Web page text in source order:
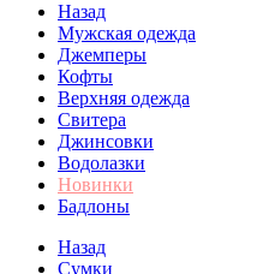
Назад
Мужская одежда
Джемперы
Кофты
Верхняя одежда
Свитера
Джинсовки
Водолазки
Новинки
Бадлоны
Назад
Сумки